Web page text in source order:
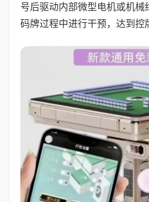
号后驱动内部微型电机或机械
码牌过程中进行干预，达到控